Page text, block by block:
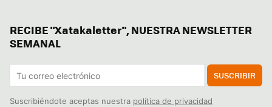
RECIBE "Xatakaletter", NUESTRA NEWSLETTER
SEMANAL
SUSCRIBIR
Suscribiéndote aceptas nuestra política de privacidad